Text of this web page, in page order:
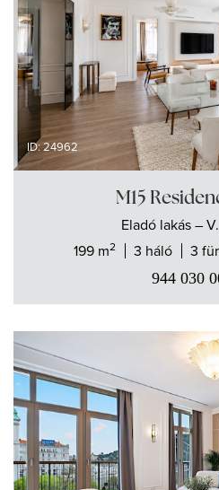
ID: 24962
M15
Eladó lakás –
199 m2 3 háló 3
944 030